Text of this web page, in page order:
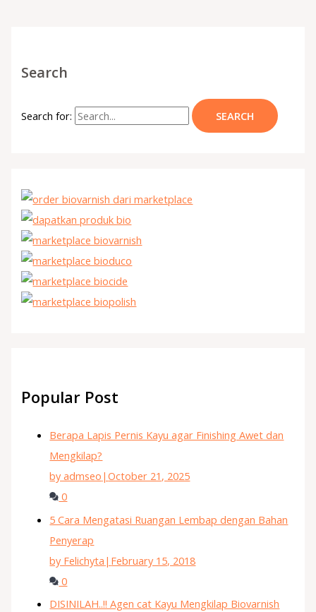
Search
Search for:
Popular Post
Berapa Lapis Pernis Kayu agar Finishing Awet dan
Mengkilap?
by admseo |October 21, 2025
0
5 Cara Mengatasi Ruangan Lembap dengan Bahan
Penyerap
by Felichyta | February 15, 2018
0
DISINILAH..!! Agen cat Kayu Mengkilap Biovarnish